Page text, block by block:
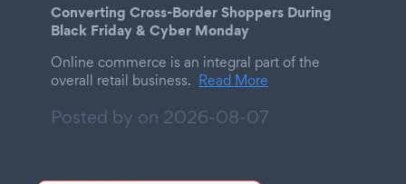
Converting Cross-Border Shoppers During
Black Friday & Cyber Monday
Online commerce is an integral part of the
overall retail business. Read More
Posted by on 2026-08-07